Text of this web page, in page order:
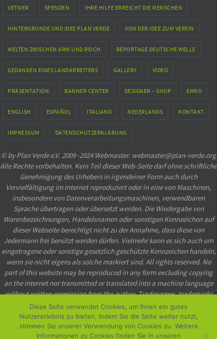
VETIVER SPENDEN IHRE HILFE ERREICHT DIE MENSCHEN
HINTERGRÜNDE UND IDEE PLAN VERDE VON DER IDEE ZUM VEREIN
WELTEN ZWISCHEN ARM UND REICH REPORTAGE DEUTSCHE WELLE
GEDANKEN EINES LANDARBEITERS GALLERY VIDEO
PRÄSENTATION BANNER CENTER DESIGNER – SHOP EMKO
ENGLISH ESPAÑOL ITALIANO NEDERLANDS KONTAKT
IMPRESSUM DATENSCHUTZERKLÄRUNG
© by Plan Verde e.V. 2009 -2024 Webmaster: webmaster@plan-verde.org
Alle Rechte vorbehalten. Kein Teil dieser Web-Seite darf ohne schriftliche
Genehmigung des Urhebers in irgendeiner Form auch durch
Vervielfältigung im Internet reproduziert oder in eine von Maschinen,
insbesondere von Datenverarbeitungsmaschinen, verwendbaren
Sprache übertragen oder übersetzt werden. Die Wiedergabe von
Warenbezeichnungen, Handelsnamen oder sonstigen Kennzeichen auf
dieser Webseite berechtigt nicht zu der Annahme, dass diese von
Jedermann frei benützt werden dürfen. Vielmehr kann es sich auch um
eingetragene oder sonstige gesetzlich geschützte Kennzeichen handeln,
wenn sie nicht eigens als solche markiert sind. All rights reserved. No
part of this website may be reproduced in any form excluding copying
an the internet nor transmitted or translated into a machine language
without written permission from the author. Tradenames, trademarks
etc. used in this website even when not specially marked as such, may
not be considered unprotected by law.
Powered byNirvana&WordPress.
Diese Seite verwendet Cookies, um Ihnen ein gutes
Nutzererlebnis zu bieten. Indem Sie die Seite weiter nutzt,
stimmen Sie unserer Verwendung von Cookies zu. Weitere
Informationen zu Cookies finden Sie in unseren